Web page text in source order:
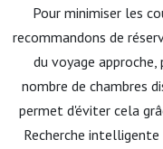
Pour minimiser les
recommandons de
du voyage
nombre de chambres
permet d'éviter cela
Recherche